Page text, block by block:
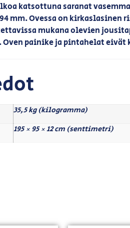
katsottuna saranat
mm. Ovessa on
mukana olevien
Oven painike ja pintahelat
35,5 kg (kilogramma)
195 × 95 × 12 cm (senttimetri)